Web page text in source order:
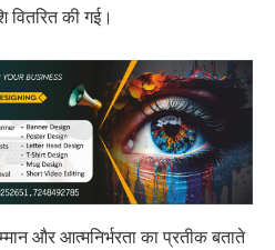
वितरित की गई।
और आत्मनिर्भरता का प्रतीक बताते